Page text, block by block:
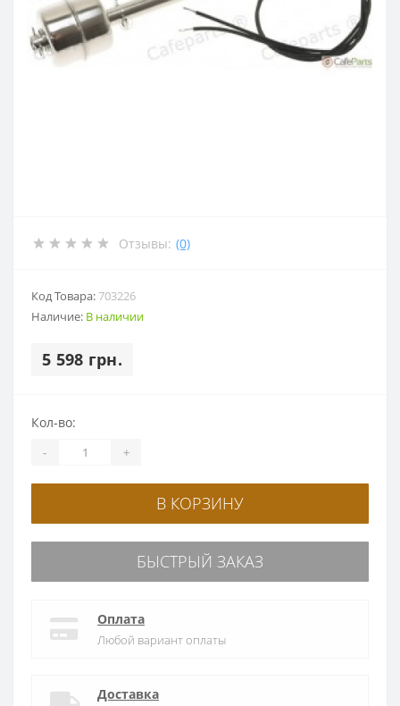
Отзывы: (0)
Код Товара:703226
Наличие: В наличии
5 598 грн.
Кол-во:
- +
В КОРЗИНУ
БЫСТРЫЙ ЗАКАЗ
Оплата
Любой вариант оплаты
Доставка